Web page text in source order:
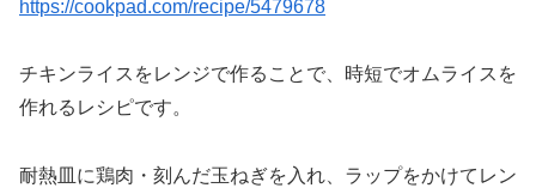
https://cookpad.com/recipe/5479678
チキンライスをレンジで作ることで、時短でオムライスを
作れるレシピです。
耐熱皿に鶏肉・刻んだ玉ねぎを入れ、ラップをかけてレン